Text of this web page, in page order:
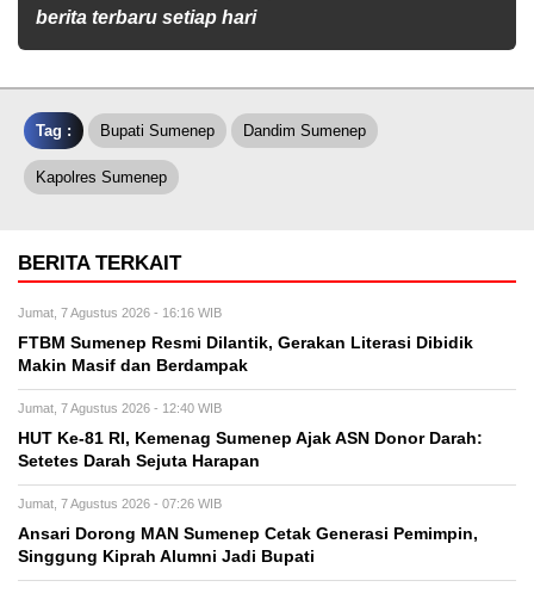
berita terbaru setiap hari
Tag : Bupati Sumenep Dandim Sumenep
Kapolres Sumenep
BERITA TERKAIT
Jumat, 7 Agustus 2026 - 16:16 WIB
FTBM Sumenep Resmi Dilantik, Gerakan Literasi Dibidik
Makin Masif dan Berdampak
Jumat, 7 Agustus 2026 - 12:40 WIB
HUT Ke-81 RI, Kemenag Sumenep Ajak ASN Donor Darah:
Setetes Darah Sejuta Harapan
Jumat, 7 Agustus 2026 - 07:26 WIB
Ansari Dorong MAN Sumenep Cetak Generasi Pemimpin,
Singgung Kiprah Alumni Jadi Bupati